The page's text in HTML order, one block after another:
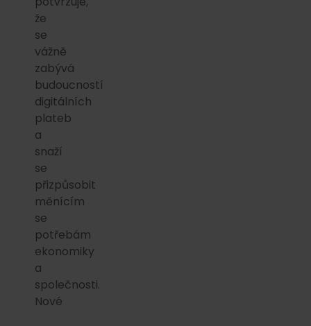
že
se
vážně
zabývá
budoucností
digitálních
plateb
a
snaží
se
přizpůsobit
měnícím
se
potřebám
ekonomiky
a
společnosti.
Nové